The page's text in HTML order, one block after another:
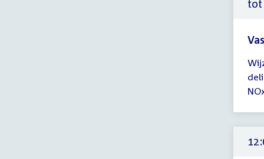
tot
tot
uur